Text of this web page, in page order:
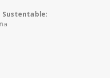
Sustentable: